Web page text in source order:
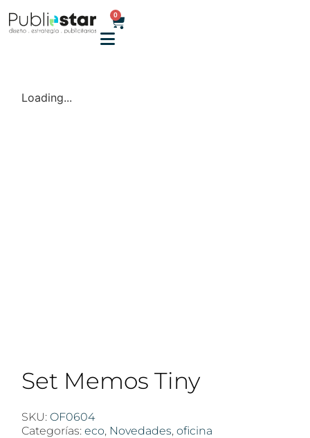
0
Loading...
Set Memos Tiny
SKU: OF0604
Categorías: eco, Novedades, oficina